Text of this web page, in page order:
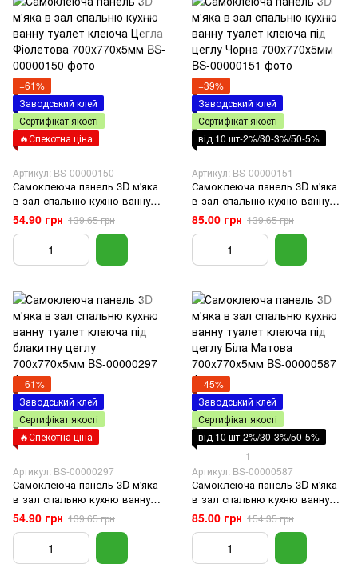
−61%
Заводський клей
Сертифікат якості
🔥Спекотна ціна
Артикул: BS-00000150
Самоклеюча панель 3D м'яка
в зал спальню кухню ванну
туалет клеюча Цегла
Фіолетова 700x770x5мм
54.90 грн 139.65 грн
−39%
Заводський клей
Сертифікат якості
від 10 шт-2%/30-3%/50-5%
Артикул: BS-00000151
Самоклеюча панель 3D м'яка
в зал спальню кухню ванну
туалет клеюча під цеглу
Чорна 700x770x5мм
85.00 грн 139.65 грн
−61%
Заводський клей
Сертифікат якості
🔥Спекотна ціна
Артикул: BS-00000297
Самоклеюча панель 3D м'яка
в зал спальню кухню ванну
туалет клеюча під блакитну
цеглу 700x770x5мм
54.90 грн 139.65 грн
−45%
Заводський клей
Сертифікат якості
від 10 шт-2%/30-3%/50-5%
1
Артикул: BS-00000587
Самоклеюча панель 3D м'яка
в зал спальню кухню ванну
туалет клеюча під цеглу Біла
Матова 700х770х5мм
85.00 грн 154.35 грн